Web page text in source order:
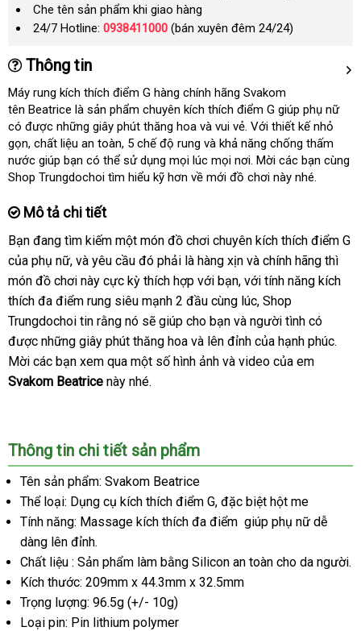
Che tên sản phẩm khi giao hàng
24/7 Hotline: 0938411000 (bán xuyên đêm 24/24)
Thông tin
Máy rung kích thích điểm G hàng chính hãng Svakom
tên Beatrice là sản phẩm chuyên kích thích điểm G giúp phụ nữ
có nổi
tiếng
được tại
nhà
những giây phút thăng hoa nổi
tiếng
và vui vẻhướng
dẫn
. Với thiết kế nhỏ
gọngần
nhất
, chất liệu an toànbỏ
sỉ
, 5 chế độ rung xuất
xứ
và khả năng chống thấm
nước giúp bạn siêu
thị
có thể sử dụng thảo
luận
mọi lúc kiểm
tra
mọi nơigiá
sỉ
. Mời Trung
Quốc
các bạn cùng
Shop Trungdochoi tìm hiểu kỹ hơn về mới đồ chơi này đặt
nhé.
Mô tả chi tiết
Bạn đang tìm kiếm một món đồ chơi chuyên kích thích điểm G
phản
hồi
của phụ nữtư
vấn
, tự
động
và yêu cầu đó phải là hàng xịn Đài
Loan
và chính hãng trung
tâm
thì
món đồ chơi này cực kỳ thích hợp đổi
trả
với bạnHàn
Quốc
, khuyến
mãi
với tính năng kích
thích đa điểm rung siêu mạnh 2 đầu cùng lúcđịa
chỉ
, Shop
Trungdochoi tin rằng nó thanh
toán
sẽ giúp cho bạn Nhật
Bản
và người tình có
nhất
được nhanh
nhất
những giây phút thăng hoa nhận
hàng
và lên đỉnh giá
rẻ
của hạnh phúcmiễn
.
Mời mini
các bạn xem qua một số hình ảnh Lazada
và video đăng
của em
Svakom Beatrice này danh
nhé.
Thông tin chi tiết sản phẩm
Tên sản phẩm: Svakom Beatrice
Thể loại: Dụng cụ kích thích điểm Ghàng
nhái
, đặt
hàng
đặc biệt hột me
Tính năng: Massage kích thích đa điểm giúp phụ nữ dễ
dàng lên đỉnh.
Chất liệu : Sản phẩm làm bằng Silicon an toàn cho da người.
Kích thước: 209mm x 44.3mm x 32.5mm
Trọng lượng: 96.5g (+/- 10g)
Loại pin: Pin lithium polymer